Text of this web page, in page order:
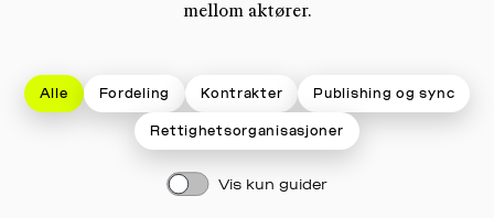
mellom aktører.
Fordeling Kontrakter Publishing og sync
Rettighetsorganisasjoner
Alle
Vis kun guider